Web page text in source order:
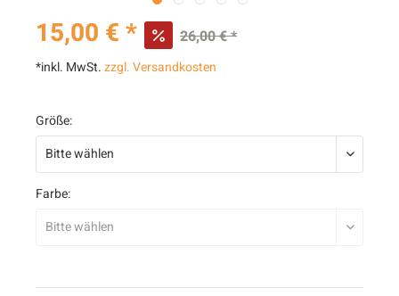
15,00 € * 26,00 € *
*inkl. MwSt.zzgl. Versandkosten
Größe:
Farbe: